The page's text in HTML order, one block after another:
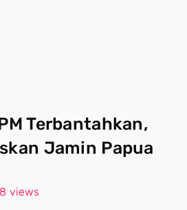
Terbantahkan,
Jamin Papua
views